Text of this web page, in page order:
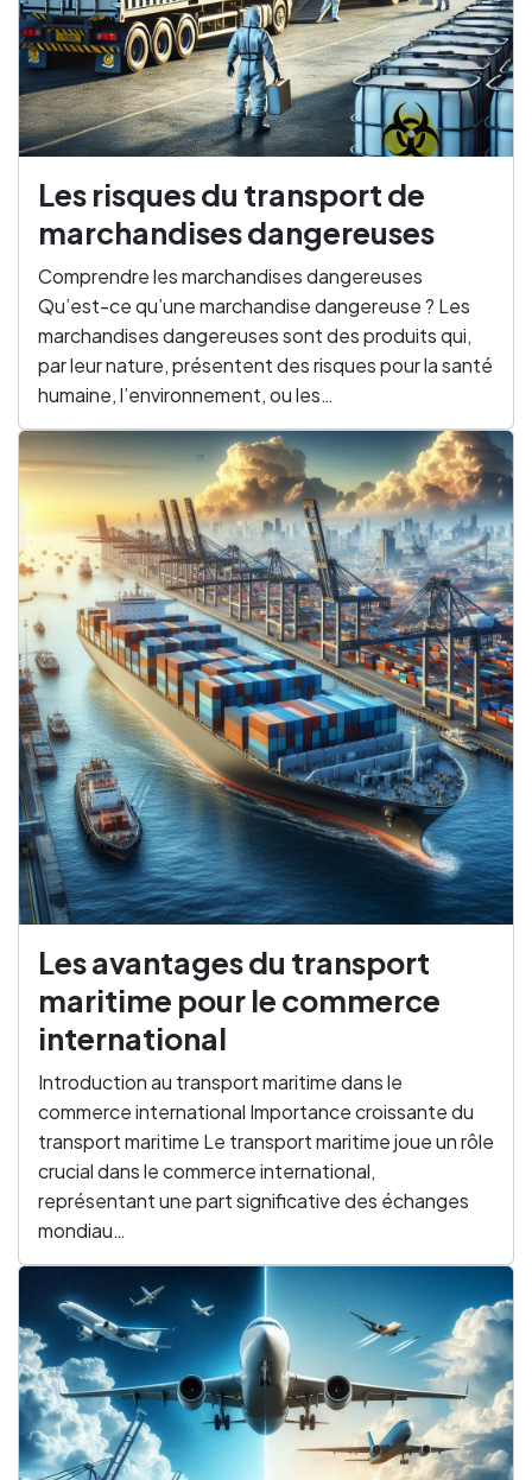
Les risques du transport de
marchandises dangereuses
Comprendre les marchandises dangereuses
Qu’est-ce qu’une marchandise dangereuse ? Les
marchandises dangereuses sont des produits qui,
par leur nature, présentent des risques pour la santé
humaine, l’environnement, ou les…
Les avantages du transport
maritime pour le commerce
international
Introduction au transport maritime dans le
commerce international Importance croissante du
transport maritime Le transport maritime joue un rôle
crucial dans le commerce international,
représentant une part significative des échanges
mondiau…